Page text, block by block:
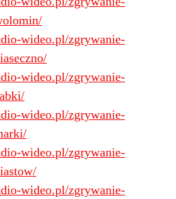
wideo.pl/zgrywanie-
wideo.pl/zgrywanie-
wideo.pl/zgrywanie-
wideo.pl/zgrywanie-
wideo.pl/zgrywanie-